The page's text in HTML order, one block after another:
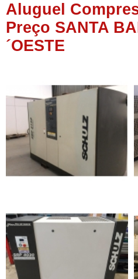
Aluguel
Preço SANTA
´OESTE